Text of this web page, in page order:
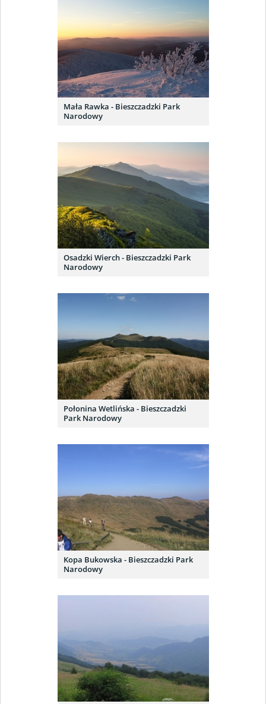
Mała Rawka - Bieszczadzki Park
Narodowy
Osadzki Wierch - Bieszczadzki Park
Narodowy
Połonina Wetlińska - Bieszczadzki
Park Narodowy
Kopa Bukowska - Bieszczadzki Park
Narodowy